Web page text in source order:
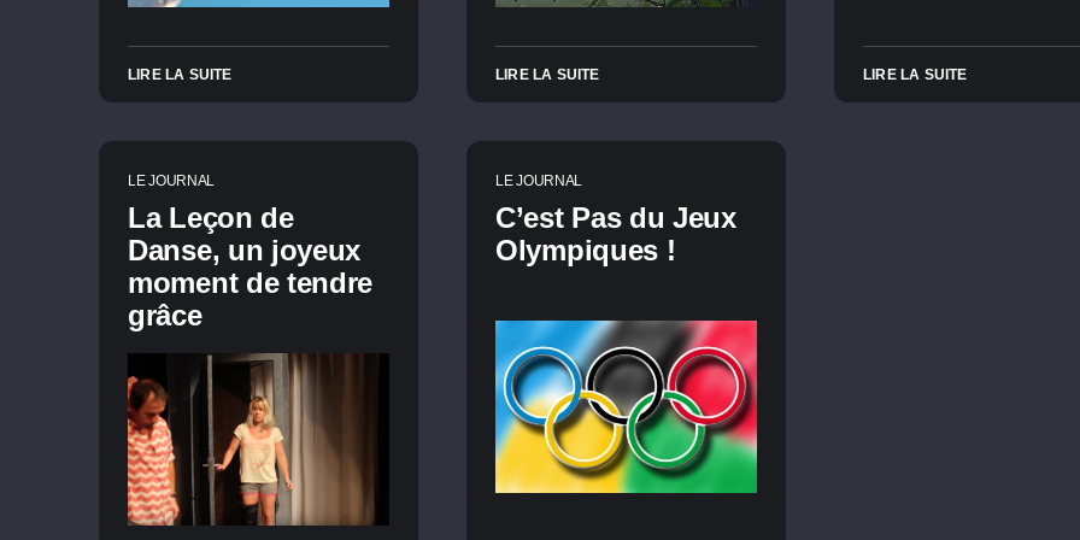
LIRE LA SUITE LIRE LA SUITE LIRE LA SUITE
LE JOURNAL
La Leçon de
Danse, un joyeux
moment de tendre
grâce
LE JOURNAL
C’est Pas du Jeux
Olympiques !